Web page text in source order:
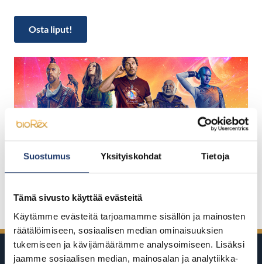
Suostumus Yksityiskohdat Tietoja
Tämä sivusto käyttää evästeitä
Käytämme evästeitä tarjoamamme sisällön ja mainosten
räätälöimiseen, sosiaalisen median ominaisuuksien
tukemiseen ja kävijämäärämme analysoimiseen. Lisäksi
jaamme sosiaalisen median, mainosalan ja analytiikka-
Osta liput!
Jaa Facebookissa
Jaa Twitterissä